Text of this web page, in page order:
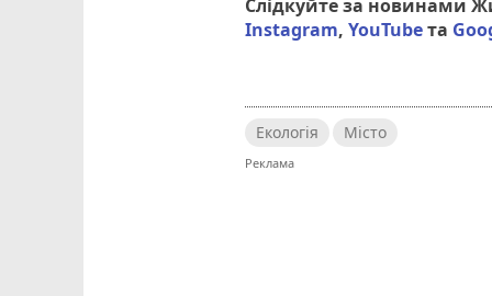
Слідкуйте за новинами
Instagram,YouTubeта
Екологія Місто